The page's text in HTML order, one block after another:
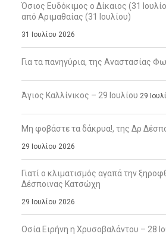
Όσιος Ευδόκιμος ο Δίκαιος (31
από Αριμαθαίας (31 Ιουλίου)
31 Ιουλίου 2026
Για τα πανηγύρια, της Αναστασίας
Άγιος Καλλίνικος – 29 Ιουλίου 29
Μη φοβάστε τα δάκρυα!, της Δρ
29 Ιουλίου 2026
Γιατί ο κλιματισμός αγαπά την
Δέσποινας Κατσώχη
29 Ιουλίου 2026
Οσία Ειρήνη η Χρυσοβαλάντου – 28